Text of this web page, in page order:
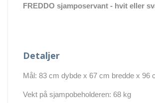
FREDDO sjamposervant - hvit eller
Detaljer
Mål: 83 cm dybde x 67 cm bredde x 96
Vekt på sjampobeholderen: 68 kg